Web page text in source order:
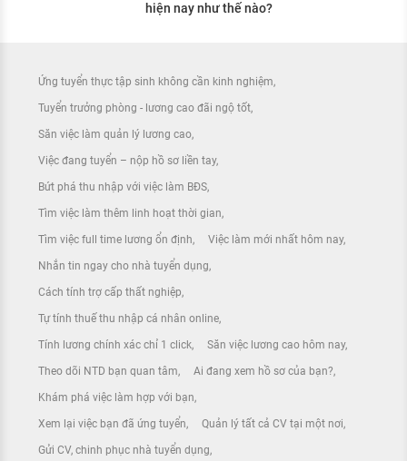
hiện nay như thế nào?
Ứng tuyển thực tập sinh không cần kinh nghiệm
Tuyển trưởng phòng - lương cao đãi ngộ tốt
Săn việc làm quản lý lương cao
Việc đang tuyển – nộp hồ sơ liền tay
Bứt phá thu nhập với việc làm BĐS
Tìm việc làm thêm linh hoạt thời gian
Tìm việc full time lương ổn định Việc làm mới nhất hôm nay
Nhắn tin ngay cho nhà tuyển dụng
Cách tính trợ cấp thất nghiệp
Tự tính thuế thu nhập cá nhân online
Tính lương chính xác chỉ 1 click Săn việc lương cao hôm nay
Theo dõi NTD bạn quan tâm Ai đang xem hồ sơ của bạn?
Khám phá việc làm hợp với bạn
Xem lại việc bạn đã ứng tuyển Quản lý tất cả CV tại một nơi
Gửi CV, chinh phục nhà tuyển dụng